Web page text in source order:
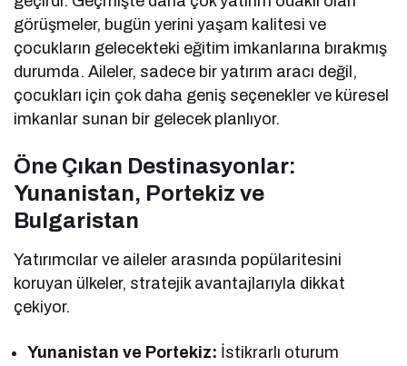
görüşmeler, bugün yerini yaşam kalitesi ve
çocukların gelecekteki eğitim imkanlarına bırakmış
durumda. Aileler, sadece bir yatırım aracı değil,
çocukları için çok daha geniş seçenekler ve küresel
imkanlar sunan bir gelecek planlıyor.
Öne Çıkan Destinasyonlar:
Yunanistan, Portekiz ve
Bulgaristan
Yatırımcılar ve aileler arasında popülaritesini
koruyan ülkeler, stratejik avantajlarıyla dikkat
çekiyor.
Yunanistan ve Portekiz: İstikrarlı oturum